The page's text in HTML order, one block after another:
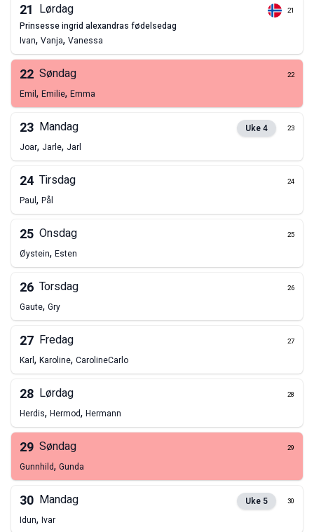
21 Lørdag 21
prinsesse ingrid alexandras fødelsedag
Ivan, Vanja, Vanessa
22 Søndag 22
Emil, Emilie, Emma
23 Mandag Uke4 23
Joar, Jarle, Jarl
24 Tirsdag 24
Paul, Pål
25 Onsdag 25
Øystein, Esten
26 Torsdag 26
Gaute, Gry
27 Fredag 27
Karl, Karoline, CarolineCarlo
28 Lørdag 28
Herdis, Hermod, Hermann
29 Søndag 29
Gunnhild, Gunda
30 Mandag Uke 5 30
Idun, Ivar